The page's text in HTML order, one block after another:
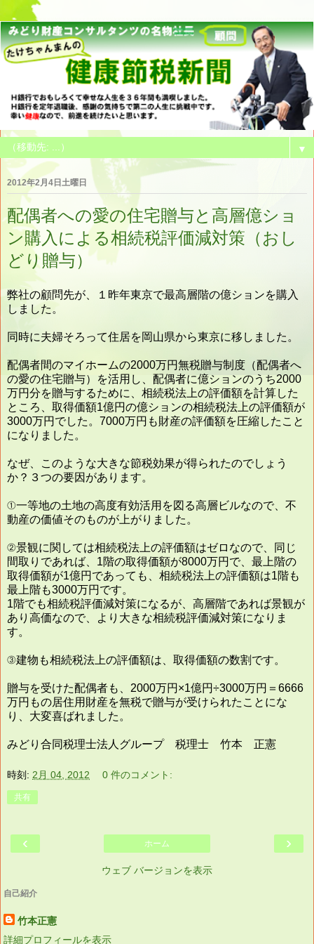
▼
2012年2月4日土曜日
配偶者への愛の住宅贈与と高層億ショ
ン購入による相続税評価減対策（おし
どり贈与）
弊社の顧問先が、１昨年東京で最高層階の億ションを購入
しました。
同時に夫婦そろって住居を岡山県から東京に移しました。
配偶者間のマイホームの2000万円無税贈与制度（配偶者へ
の愛の住宅贈与）を活用し、配偶者に億ションのうち2000
万円分を贈与するために、 相続税法上の評価額を計算した
ところ、取得価額1億円の億ションの相続税法上の評価額が
3000万円でした。7000万円も財産の評価額を圧縮したこと
になりました。
なぜ、このような大きな節税効果が得られたのでしょう
か？３つの要因があります。
①一等地の土地の高度有効活用を図る高層ビルなので、不
動産の価値そのものが上がりました。
②景観に関しては相続税法上の評価額はゼロなので、同じ
間取りであれば、1階の取得価額が8000万円で、最上階の
取得価額が1億円であっても、相続税法上の評価額は1階も
最上階も3000万円です。
1階でも相続税評価減対策になるが、高層階であれば景観が
あり高価なので、より大きな相続税評価減対策になりま
す。
③建物も相続税法上の評価額は、取得価額の数割です。
贈与を受けた配偶者も、2000万円×1億円÷3000万円＝6666
万円もの居住用財産を無税で贈与が受けられたことにな
り、大変喜ばれました。
みどり合同税理士法人グループ 税理士 竹本 正憲
時刻: 2月 04, 2012 0 件のコメント:
共有
‹ ›
ホーム
ウェブ バージョンを表示
自己紹介
竹本正憲
詳細プロフィールを表示